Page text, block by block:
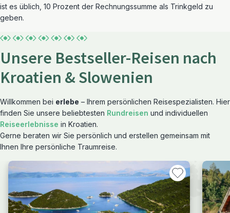
ist es üblich, 10 Prozent der Rechnungssumme als Trinkgeld zu
geben.
Unsere Bestseller-Reisen nach
Kroatien & Slowenien
Willkommen bei erlebe – Ihrem persönlichen Reisespezialisten. Hier
finden Sie unsere beliebtesten Rundreisen und individuellen
Reiseerlebnisse in Kroatien.
Gerne beraten wir Sie persönlich und erstellen gemeinsam mit
Ihnen Ihre persönliche Traumreise.